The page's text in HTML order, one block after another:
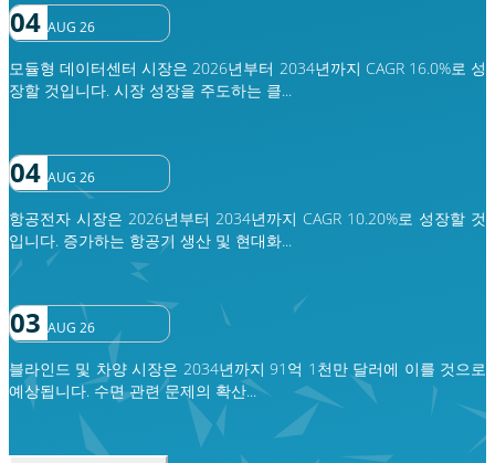
04 AUG 26
모듈형 데이터센터 시장은 2026년부터 2034년까지 CAGR 16.0%로 성
장할 것입니다. 시장 성장을 주도하는 클...
04 AUG 26
항공전자 시장은 2026년부터 2034년까지 CAGR 10.20%로 성장할 것
입니다. 증가하는 항공기 생산 및 현대화...
03 AUG 26
블라인드 및 차양 시장은 2034년까지 91억 1천만 달러에 이를 것으로
예상됩니다. 수면 관련 문제의 확산...